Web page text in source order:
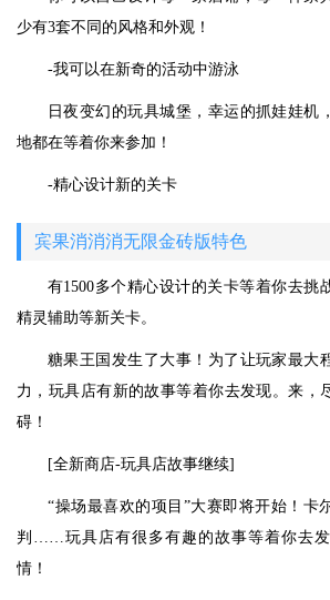
少有3套不同的风格和外观！
-我可以在新奇的活动中游泳
日夜变幻的玩具城堡，幸运的抓娃娃机
地都在等着你来参加！
-精心设计新的关卡
宾果消消消无限金砖版特色
有1500多个精心设计的关卡等着你去挑
精灵辅助等新关卡。
糖果王国发生了大事！为了让玩家最大
力，玩具店有新的故事等着你去发现。来，
碍！
[全新商店-玩具店故事继续]
“操场最喜欢的项目”大赛即将开始！卡
判……玩具店有很多有趣的故事等着你去
情！